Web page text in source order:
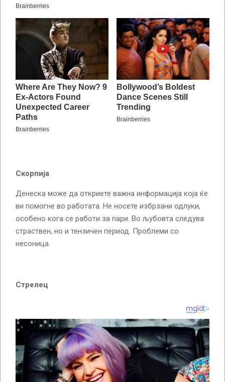
Скорпија
Денеска може да откриете важна информација која ќе
ви помогне во работата. Не носете избрзани одлуки,
особено кога се работи за пари. Во љубовта следува
страствен, но и тензичен период. Проблеми со
несоница.
Стрелец